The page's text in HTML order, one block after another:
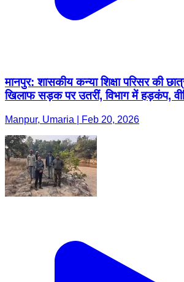
मानपुर: शासकीय कन्या शिक्षा परिसर की
खिलाफ सड़क पर उतरीं, विभाग में हड़कंप,
Manpur, Umaria | Feb 20, 2026